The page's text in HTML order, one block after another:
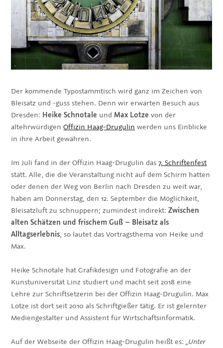
Der kommende Typostammtisch wird ganz im Zeichen von
Bleisatz und -guss stehen. Denn wir erwarten Besuch aus
Dresden: Heike Schnotale und Max Lotze von der
altehrwürdigenOffizin Haag-Drugulin werden uns Einblicke
in ihre Arbeit gewähren.
Im Juli fand in der Offizin Haag-Drugulin das7. Schriftenfest
statt. Alle, die die Veranstaltung nicht auf dem Schirm hatten
oder denen der Weg von Berlin nach Dresden zu weit war,
haben am Donnerstag, den 12. September die Möglichkeit,
Bleisatzluft zu schnuppern; zumindest indirekt:Zwischen
alten Schätzen und frischem Guß – Bleisatz als
Alltagserlebnis, so lautet das Vortragsthema von Heike und
Max.
Heike Schnotale hat Grafikdesign und Fotografie an der
Kunstuniversität Linz studiert und macht seit 2018 eine
Lehre zur Schriftsetzerin bei der Offizin Haag-Drugulin. Max
Lotze ist dort seit 2010 als Schriftgießer tätig. Er ist gelernter
Mediengestalter und Assistent für Wirtschaftsinformatik.
Auf der Webseite der Offizin Haag-Drugulin heißt es:„Unter